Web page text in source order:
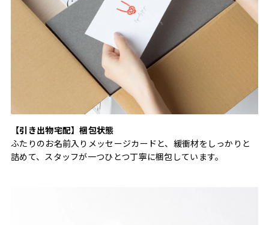
【引き出物宅配】梱包状態
ふたりのお名前入りメッセージカードと、緩衝材をしっかりと
詰めて、スタッフが一つひとつ丁寧に梱包しています。